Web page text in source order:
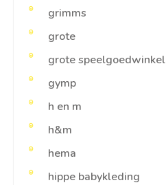
grimms
grote
grote speelgoedwinkel
gymp
h en m
h&m
hema
hippe babykleding